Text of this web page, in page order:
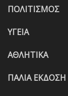
ΠΟΛΙΤΙΣΜΟΣ
ΥΓΕΙΑ
ΑΘΛΗΤΙΚΑ
ΠΑΛΙΑ ΕΚΔΟΣΗ